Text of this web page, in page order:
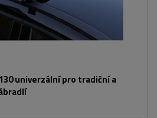
univerzální pro tradiční a